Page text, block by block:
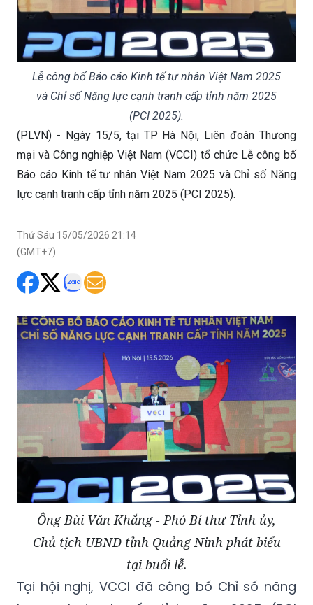
Lễ công bố Báo cáo Kinh tế tư nhân Việt Nam 2025
và Chỉ số Năng lực cạnh tranh cấp tỉnh năm 2025
(PCI 2025).
(PLVN) - Ngày 15/5, tại TP Hà Nội, Liên đoàn Thương
mại và Công nghiệp Việt Nam (VCCI) tổ chức Lễ công bố
Báo cáo Kinh tế tư nhân Việt Nam 2025 và Chỉ số Năng
lực cạnh tranh cấp tỉnh năm 2025 (PCI 2025).
Thứ Sáu 15/05/2026 21:14
(GMT+7)
Ông Bùi Văn Khắng - Phó Bí thư Tỉnh ủy,
Chủ tịch UBND tỉnh Quảng Ninh phát biểu
tại buổi lễ.
Tại hội nghị, VCCI đã công bố Chỉ số năng